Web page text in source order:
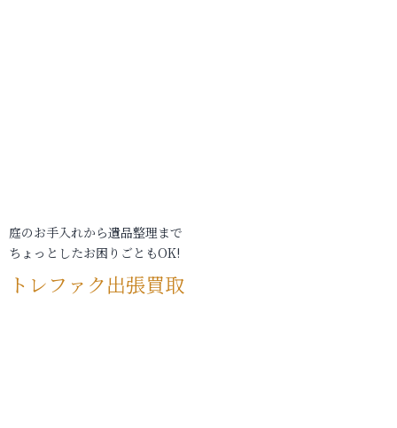
庭のお手入れから遺品整理まで
ちょっとしたお困りごともOK!
トレファク出張買取